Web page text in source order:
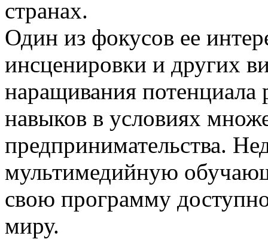
странах.
Один из фокусов ее
инсценировки и других
наращивания потенциала
навыков в условиях
предпринимательства.
мультимедийную
свою программу
миру.